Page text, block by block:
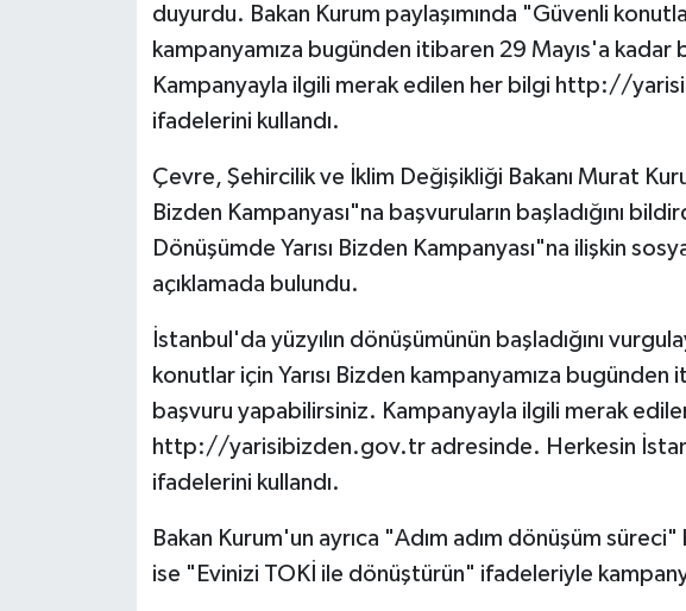
duyurdu. Bakan Kurum paylaşımında "Güvenli
kampanyamıza bugünden itibaren 29 Mayıs'a kadar
Kampanyayla ilgili merak edilen her bilgi http://
ifadelerini kullandı.
Çevre, Şehircilik ve İklim Değişikliği Bakanı Murat
Bizden Kampanyası"na başvuruların başladığını
Dönüşümde Yarısı Bizden Kampanyası"na ilişkin
açıklamada bulundu.
İstanbul'da yüzyılın dönüşümünün başladığını
konutlar için Yarısı Bizden kampanyamıza
başvuru yapabilirsiniz. Kampanyayla ilgili merak
http://yarisibizden.gov.tr adresinde. Herkesin
ifadelerini kullandı.
Bakan Kurum'un ayrıca "Adım adım dönüşüm süreci"
ise "Evinizi TOKİ ile dönüştürün" ifadeleriyle